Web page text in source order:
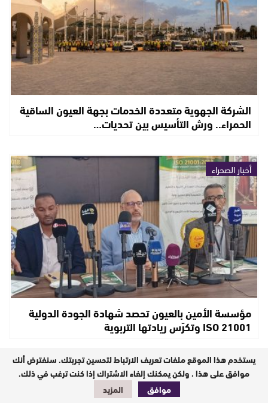
الشركة الجهوية متعددة الخدمات بجهة العيون الساقية
الحمراء.. ورش التأسيس بين تحديات…
أخبار الصحراء
مؤسسة الأمين بالعيون تحصد شهادة الجودة الدولية
ISO 21001 وتكرّس ريادتها التربوية
أخبار الصحراء
يستخدم هذا الموقع ملفات تعريف الارتباط لتحسين تجربتك. سنفترض أنك
موافق على هذا ، ولكن يمكنك إلغاء الاشتراك إذا كنت ترغب في ذلك.
موافق
المزيد